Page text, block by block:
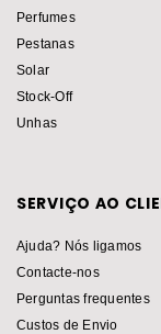
Perfumes
Pestanas
Solar
Stock-Off
Unhas
SERVIÇO AO
Ajuda? Nós ligamos
Contacte-nos
Perguntas frequentes
Custos de Envio